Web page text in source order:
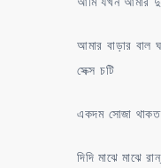
আমার বাড়ার বাল
সেক্স চটি
একদম সোজা
দিদি মাঝে মাঝে